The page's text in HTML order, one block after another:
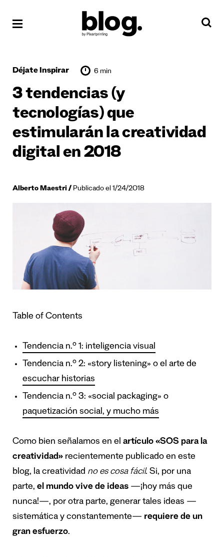
Déjate Inspirar 6 min
3 tendencias (y
tecnologías) que
estimularán la creatividad
digital en 2018
Alberto Maestri Publicado el 1/24/2018
Table of Contents
Tendencia n.º 1: inteligencia visual
Tendencia n.º 2: «story listening» o el arte de
escuchar historias
Tendencia n.º 3: «social packaging» o
paquetización social, y mucho más
Como bien señalamos en el artículo «SOS para la
creatividad» recientemente publicado en este
blog, la creatividad no es cosa fácil. Si, por una
parte, el mundo vive de ideas —¡hoy más que
nunca!—, por otra parte, generar tales ideas —
sistemática y constantemente— requiere de un
gran esfuerzo.